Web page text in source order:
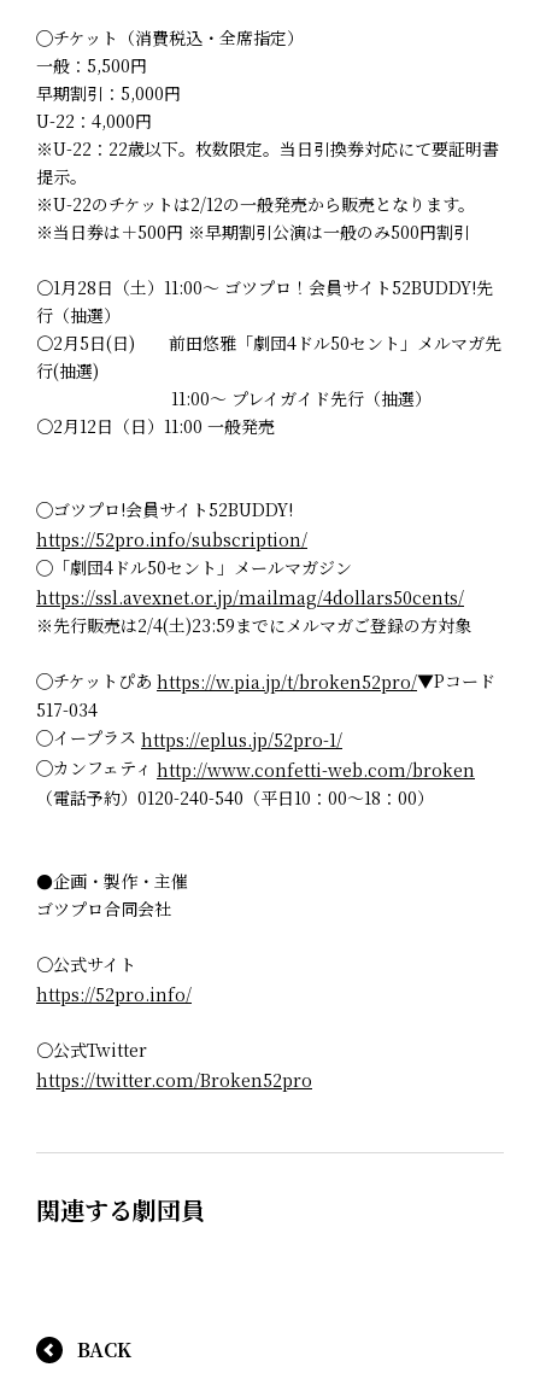
◯チケット（消費税込・全席指定）
一般：5,500円
早期割引：5,000円
U-22：4,000円
※U-22：22歳以下。枚数限定。当日引換券対応にて要証明書
提示。
※U-22のチケットは2/12の一般発売から販売となります。
※当日券は＋500円 ※早期割引公演は一般のみ500円割引
〇1月28日（土）11:00～ ゴツプロ！会員サイト52BUDDY!先
行（抽選）
〇2月5日(日) 前田悠雅「劇団4ドル50セント」メルマガ先
行(抽選)
11:00～ プレイガイド先行（抽選）
〇2月12日（日）11:00 一般発売
◯ゴツプロ!会員サイト52BUDDY!
https://52pro.info/subscription/
◯「劇団4ドル50セント」メールマガジン
https://ssl.avexnet.or.jp/mailmag/4dollars50cents/
※先行販売は2/4(土)23:59までにメルマガご登録の方対象
◯チケットぴあ https://w.pia.jp/t/broken52pro/▼Pコード
517-034
◯イープラス https://eplus.jp/52pro-1/
◯カンフェティ http://www.confetti-web.com/broken
（電話予約）0120-240-540（平日10：00～18：00）
●企画・製作・主催
ゴツプロ合同会社
〇公式サイト
https://52pro.info/
〇公式Twitter
https://twitter.com/Broken52pro
関連する劇団員
BACK